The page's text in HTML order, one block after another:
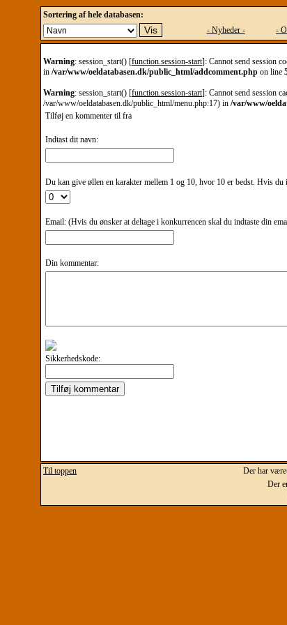
Sortering af hele databasen:
- Nyheder -
-
Warning: session_start() [function.session-start]: Cannot send session
in /var/www/oeldatabasen.dk/public_html/addcomment.php on line
Warning: session_start() [function.session-start]: Cannot send session
/var/www/oeldatabasen.dk/public_html/menu.php:17) in /var/www/
Tilføj en kommenter til fra
Indtast dit navn:
Du kan give øllen en karakter mellem 1 og 10, hvor 10 er bedst. Hvis du
Email: (Hvis du ønsker at deltage i konkurrencen skal du indtaste din
Din kommentar:
Sikkerhedskode:
Til toppen Der har
Der